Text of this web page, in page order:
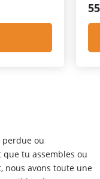
ou
tu assembles ou
nous avons toute une